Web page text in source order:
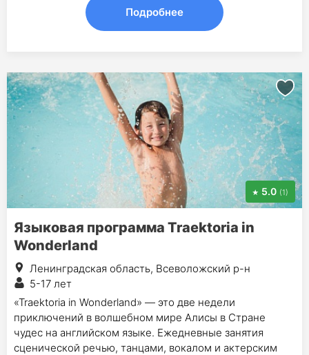
Подробнее
5.0 (1)
Языковая программа Traektoria in
Wonderland
Ленинградская область, Всеволожский р-н
5-17 лет
«Traektoria in Wonderland» — это две недели
приключений в волшебном мире Алисы в Стране
чудес на английском языке. Ежедневные занятия
сценической речью, танцами, вокалом и актерским